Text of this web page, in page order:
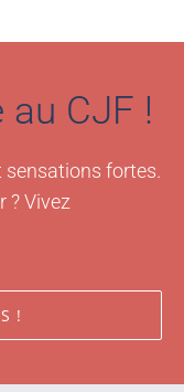
CJF !
sensations fortes.
? Vivez
!